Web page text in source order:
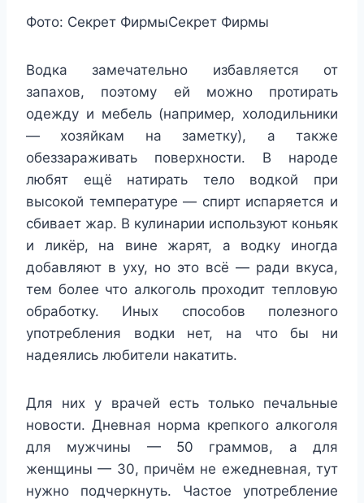
Фото: Секрет ФирмыСекрет Фирмы
Водка замечательно избавляется от
запахов, поэтому ей можно протирать
одежду и мебель (например, холодильники
— хозяйкам на заметку), а также
обеззараживать поверхности. В народе
любят ещё натирать тело водкой при
высокой температуре — спирт испаряется и
сбивает жар. В кулинарии используют коньяк
и ликёр, на вине жарят, а водку иногда
добавляют в уху, но это всё — ради вкуса,
тем более что алкоголь проходит тепловую
обработку. Иных способов полезного
употребления водки нет, на что бы ни
надеялись любители накатить.
Для них у врачей есть только печальные
новости. Дневная норма крепкого алкоголя
для мужчины — 50 граммов, а для
женщины — 30, причём не ежедневная, тут
нужно подчеркнуть. Частое употребление